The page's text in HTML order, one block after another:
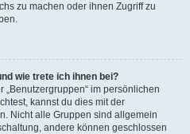
zu machen oder ihnen Zugriff zu
wie trete ich ihnen bei?
im persönlichen
kannst du dies mit der
Nicht alle Gruppen sind allgemein
andere können geschlossen